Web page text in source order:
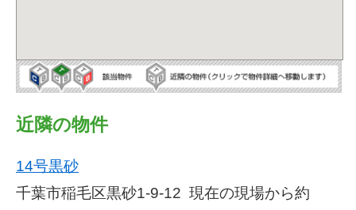
近隣の物件
14号黒砂
千葉市稲毛区黒砂1-9-12 現在の現場から約